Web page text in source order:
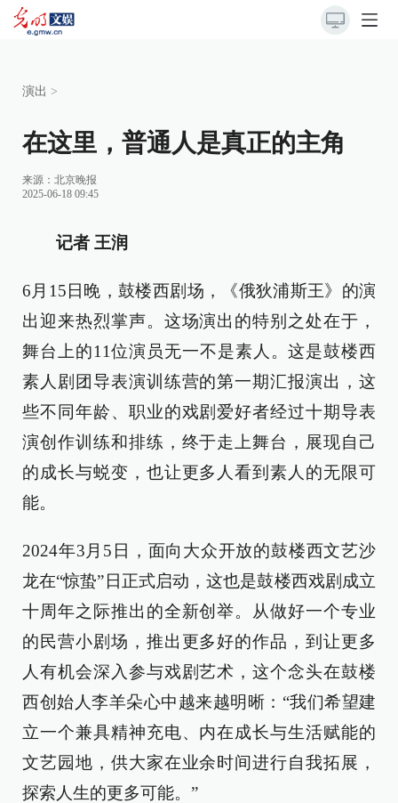
演出 >
在这里，普通人是真正的主角
来源： 北京晚报
2025-06-18 09:45
记者 王润
6月15日晚，鼓楼西剧场，《俄狄浦斯王》的演
出迎来热烈掌声。这场演出的特别之处在于，
舞台上的11位演员无一不是素人。这是鼓楼西
素人剧团导表演训练营的第一期汇报演出，这
些不同年龄、职业的戏剧爱好者经过十期导表
演创作训练和排练，终于走上舞台，展现自己
的成长与蜕变，也让更多人看到素人的无限可
能。
2024年3月5日，面向大众开放的鼓楼西文艺沙
龙在“惊蛰”日正式启动，这也是鼓楼西戏剧成立
十周年之际推出的全新创举。从做好一个专业
的民营小剧场，推出更多好的作品，到让更多
人有机会深入参与戏剧艺术，这个念头在鼓楼
西创始人李羊朵心中越来越明晰：“我们希望建
立一个兼具精神充电、内在成长与生活赋能的
文艺园地，供大家在业余时间进行自我拓展，
探索人生的更多可能。”